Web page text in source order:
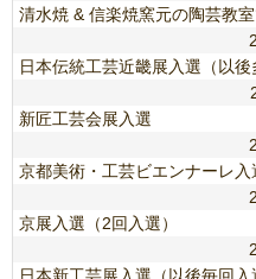
清水焼 & 信楽焼窯元の陶芸教
日本伝統工芸近畿展入選（以後
新匠工芸会展入選
京都美術・工芸ビエンナーレ入
京展入選（2回入選）